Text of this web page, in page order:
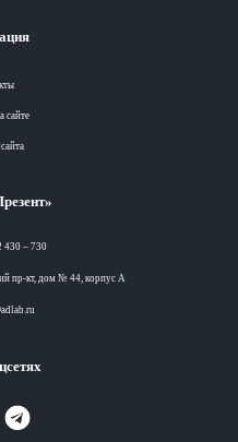
сайте
430 – 730
пр-кт, дом № 44, корпус А